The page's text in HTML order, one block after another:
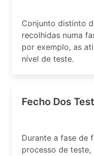
Conjunto distinto
recolhidas numa
por exemplo, as
nível de teste.
Fecho Dos
Durante a fase de
processo de